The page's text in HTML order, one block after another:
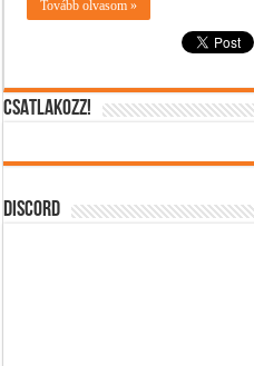
Tovább olvasom »
CSATLAKOZZ!
DISCORD